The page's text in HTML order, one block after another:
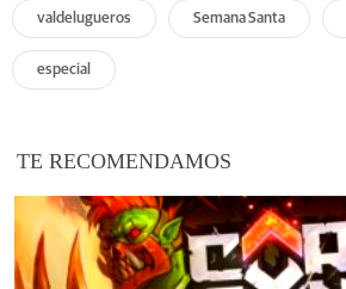
valdelugueros Semana Santa
especial
TE RECOMENDAMOS